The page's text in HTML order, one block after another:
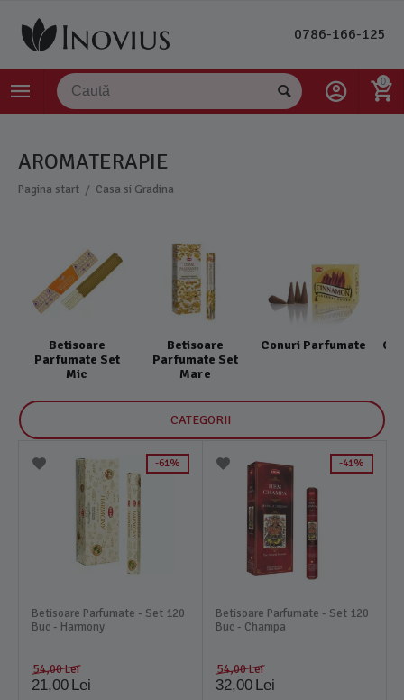
0786-166-125
0
AROMATERAPIE
Pagina start / Casa si Gradina
Betisoare
Parfumate Set
Mic
Betisoare
Parfumate Set
Mare
Conuri Parfumate
CATEGORII
61%
Betisoare Parfumate - Set 120
Buc - Harmony
54,00Lei
21,00 Lei
41%
Betisoare Parfumate - Set 120
Buc - Champa
54,00Lei
32,00 Lei